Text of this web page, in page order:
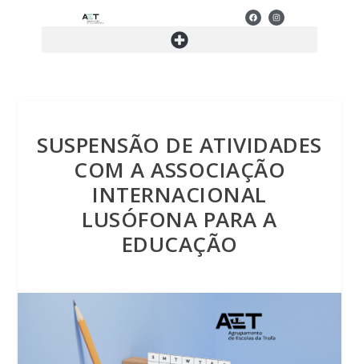
SUSPENSÃO DE ATIVIDADES
COM A ASSOCIAÇÃO
INTERNACIONAL
LUSÓFONA PARA A
EDUCAÇÃO